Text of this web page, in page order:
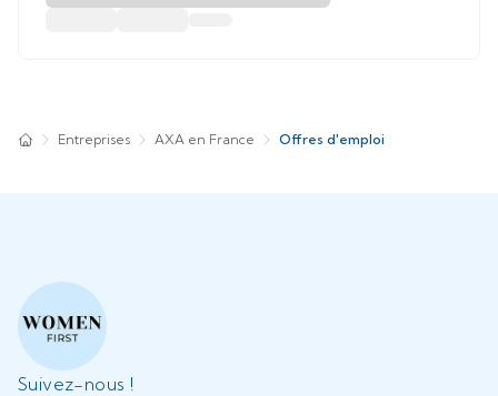
Entreprises AXA en France Offres d'emploi
Suivez-nous !